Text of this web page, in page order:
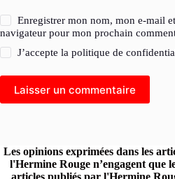
Enregistrer mon nom, mon e-mail
navigateur pour mon prochain
J’accepte lapolitique de
Laisser un commentaire
Les opinions exprimées dans les
l'Hermine Rouge n’engagent que